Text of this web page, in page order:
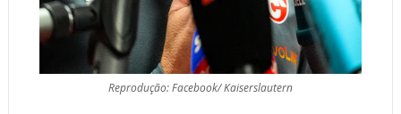
Reprodução: Facebook/ Kaiserslautern